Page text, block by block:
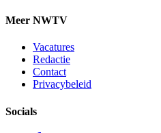
Meer NWTV
Vacatures
Redactie
Contact
Privacybeleid
Socials